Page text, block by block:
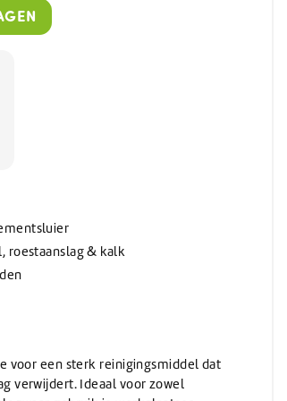
Jerrycans
containers
& koppelingen
Icer
& Borden
/ Intern transport / Crew carriers
& Machinetransporter
/ Crew Carriers
roestaanslag & kalk
voor een sterk reinigingsmiddel dat
verwijdert. Ideaal voor zowel